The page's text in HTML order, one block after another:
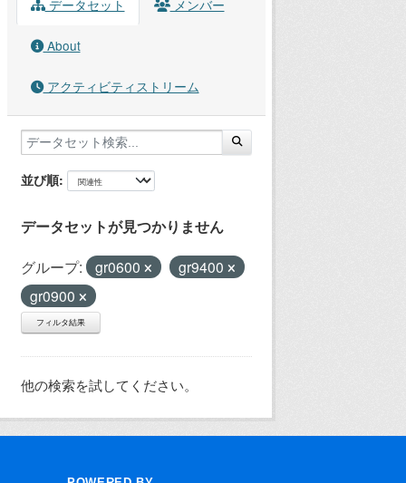
データセット メンバー
About
アクティビティストリーム
並び順
データセットが見つかりません
グループ: gr0600
gr9400
gr0900
フィルタ結果
他の検索を試してください。